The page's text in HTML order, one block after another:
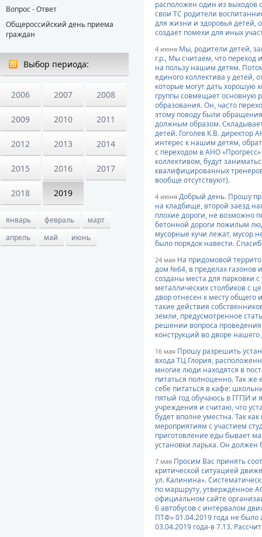
Вопрос - Ответ
Общероссийский день приема
граждан
Выбор периода:
2006 2007 2008
2009 2010 2011
2012 2013 2014
2015 2016 2017
2018 2019
январь февраль
март
апрель
май июнь
расположен один из выходов
свои ТС родители
для жизни и здоровья
создает помехи для иных
4 июня Мы, родители детей,
г.р., Мы считаем, что
на пользу нашим детям.
единого коллектива у детей,
которые могут дать хорошую
группы совмещает основную
образования. Он, часто
этому поводу были
должным образом.
детей. Гоголев К.В. директор
интерес к нашим детям,
с переходом в АНО
коллективом, будут
квалифицированных
вообще отсутствуют).
4 июня Добрый день. Прошу
на кладбище, второй заезд
плохие дороги, не возможно
бетонной дороги пожилым
мусорные кучи лежат, мусор
было порядок навести.
24 мая На придомовой
дом №64, в пределах газонов
созданы места для парковки
металлических столбиков с
двор отнесен к месту общего
такие действия
земли, предусмотренное
решении вопроса
конструкций во дворе
16 мая Прошу разрешить
входа ТЦ Глория,
многие люди находятся в
питаться полноценно. Так же
себе питаться в кафе:
пятый год обучаюсь в ГГГІИ
учреждения и считаю, что
будет вполне уместна. Так
мероприятиям с участием
приготовление еды бывает
установки ларька. Он должен
7 мая Просим Вас принять
критической ситуацией
ул. Калинина».
по маршруту, утверждённое
официальном сайте
6 автобусов с интервалом
ПТФ» 01.04.2019 года не было
03.04.2019 года-в 7.13.